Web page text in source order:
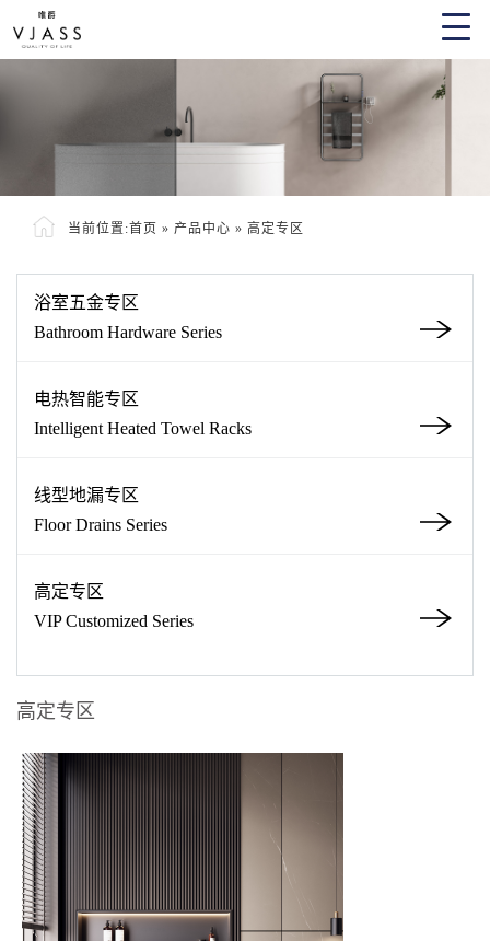
当前位置:首页 » 产品中心 » 高定专区
浴室五金专区
Bathroom Hardware Series
电热智能专区
Intelligent Heated Towel Racks
线型地漏专区
Floor Drains Series
高定专区
VIP Customized Series
高定专区